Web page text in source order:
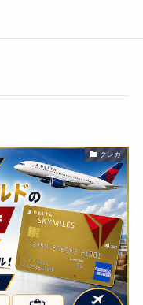
クレカ